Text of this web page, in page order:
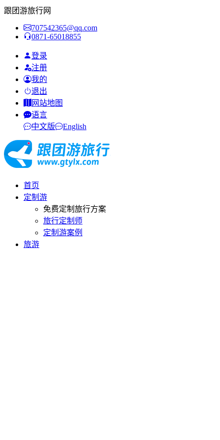
跟团游旅行网
707542365@qq.com
0871-65018855
登录
注册
我的
退出
网站地图
语言
中文版
English
首页
定制游
免费定制旅行方案
旅行定制师
定制游案例
旅游